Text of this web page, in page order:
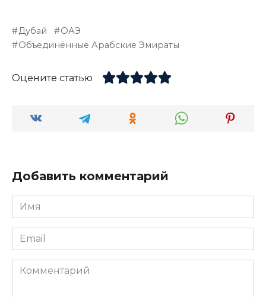
Дубай
ОАЭ
Объединённые Арабские Эмираты
Оцените статью
Добавить комментарий
Имя
*
Email
*
Комментарий